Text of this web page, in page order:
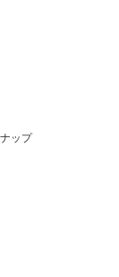
ップ